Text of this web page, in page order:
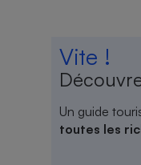
Vite !
Un guide
toutes les